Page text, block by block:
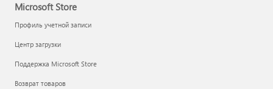
Microsoft Store
Профиль учетной записи
Центр загрузки
Поддержка Microsoft Store
Возврат товаров